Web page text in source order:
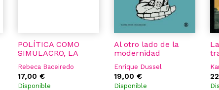
POLÍTICA COMO
SIMULACRO, LA
Rebeca Baceiredo
17,00 €
Disponible
Al otro lado de la
modernidad
Enrique Dussel
19,00 €
Disponible